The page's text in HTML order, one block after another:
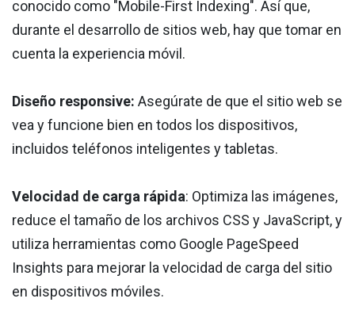
conocido como "Mobile-First Indexing". Así que,
durante el desarrollo de sitios web, hay que tomar en
cuenta la experiencia móvil.
Diseño responsive: Asegúrate de que el sitio web se
vea y funcione bien en todos los dispositivos,
incluidos teléfonos inteligentes y tabletas.
Velocidad de carga rápida: Optimiza las imágenes,
reduce el tamaño de los archivos CSS y JavaScript, y
utiliza herramientas como Google PageSpeed
Insights para mejorar la velocidad de carga del sitio
en dispositivos móviles.